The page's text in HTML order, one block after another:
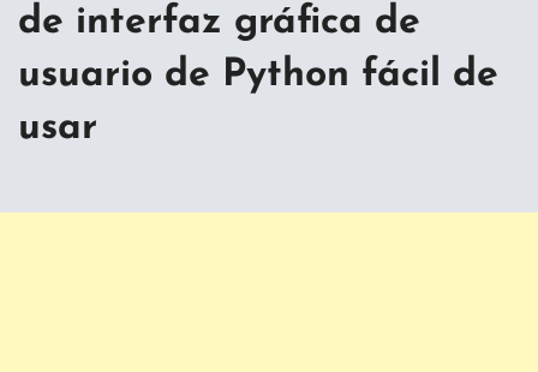
de interfaz gráfica de
usuario de Python fácil de
usar